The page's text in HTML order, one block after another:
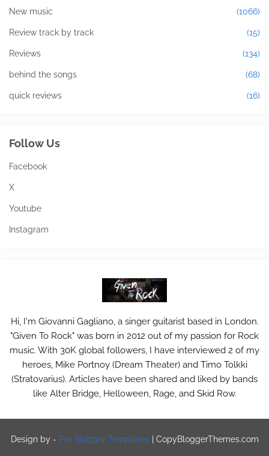
New music (1066)
Review track by track (15)
Reviews (134)
behind the songs (68)
quick reviews (16)
Follow Us
Facebook
X
Youtube
Instagram
Hi, I'm Giovanni Gagliano, a singer guitarist based in London.
"Given To Rock" was born in 2012 out of my passion for Rock
music. With 30K global followers, I have interviewed 2 of my
heroes, Mike Portnoy (Dream Theater) and Timo Tolkki
(Stratovarius). Articles have been shared and liked by bands
like Alter Bridge, Helloween, Rage, and Skid Row.
Design by - Pro Blogger Templates| CopyBloggerThemes.com